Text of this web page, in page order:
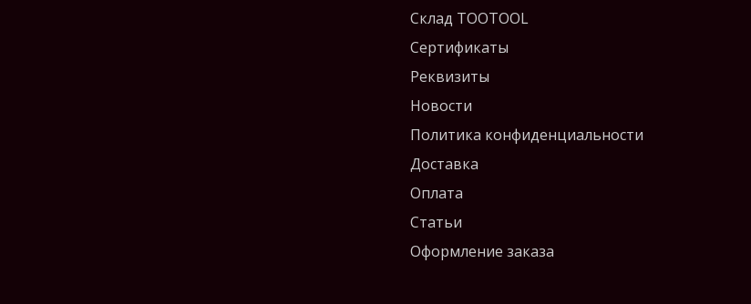
Склад TOOTOOL
Сертификаты
Реквизиты
Новости
Политика конфиденциальности
Доставка
Оплата
Статьи
Оформление заказа